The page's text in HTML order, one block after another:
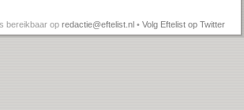
bereikbaar op redactie@eftelist.nl • Volg Eftelist op Twitter